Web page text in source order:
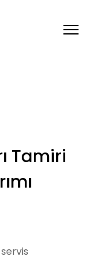
Tamiri